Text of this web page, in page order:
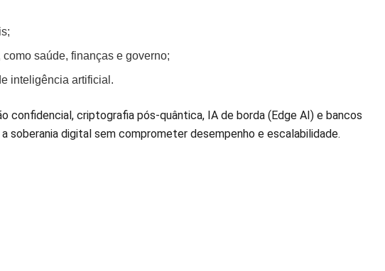
saúde, finanças e governo;
inteligência artificial.
criptografia pós-quântica, IA de borda (Edge AI) e bancos
soberania digital sem comprometer desempenho e escalabilidade.